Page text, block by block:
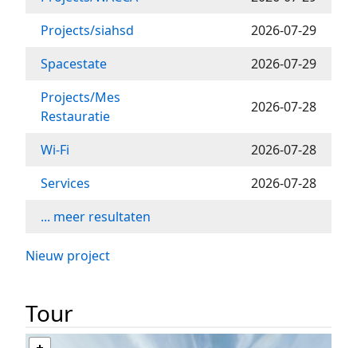
Projects/siahsd
2026-07-29
Spacestate
2026-07-29
Projects/Mes
Restauratie
2026-07-28
Wi-Fi
2026-07-28
Services
2026-07-28
... meer resultaten
Nieuw project
Tour